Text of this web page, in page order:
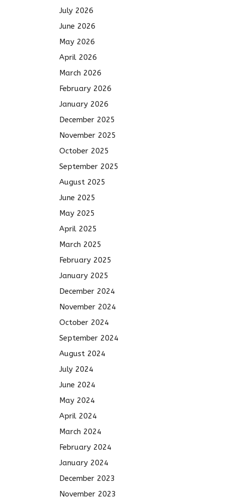
July 2026
June 2026
May 2026
April 2026
March 2026
February 2026
January 2026
December 2025
November 2025
October 2025
September 2025
August 2025
June 2025
May 2025
April 2025
March 2025
February 2025
January 2025
December 2024
November 2024
October 2024
September 2024
August 2024
July 2024
June 2024
May 2024
April 2024
March 2024
February 2024
January 2024
December 2023
November 2023